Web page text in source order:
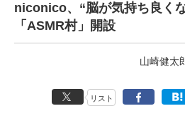
niconico、“脳が気持ち良く
「ASMR村」開設
山崎健太
リスト